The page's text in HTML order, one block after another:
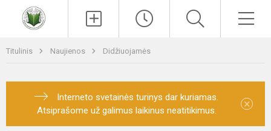
Titulinis Naujienos Didžiuojamės
Interneto svetainės turinys dar kuriamas.
Atsiprašome už galimus laikinus neatitikimus.
×